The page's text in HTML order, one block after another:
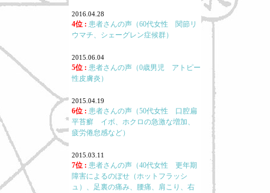
2016.04.28
4位 : 患者さんの声（60代女性 関節リ
ウマチ、シェーグレン症候群）
2015.06.04
5位 : 患者さんの声（0歳男児 アトピー
性皮膚炎）
2015.04.19
6位 : 患者さんの声（50代女性 口腔扁
平苔癬 イボ、ホクロの急激な増加、
疲労倦怠感など）
2015.03.11
7位 : 患者さんの声（40代女性 更年期
障害によるのぼせ（ホットフラッシ
ュ）、足裏の痛み、腰痛、肩こり、右